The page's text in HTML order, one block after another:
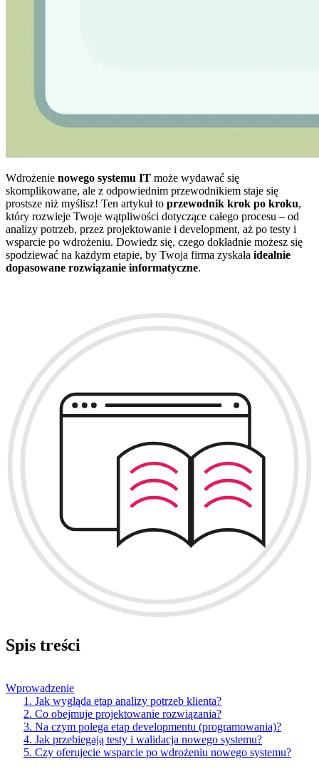
Wdrożenie nowego systemu IT może wydawać się
skomplikowane, ale z odpowiednim przewodnikiem staje się
prostsze niż myślisz! Ten artykuł to przewodnik krok po kroku,
który rozwieje Twoje wątpliwości dotyczące całego procesu – od
analizy potrzeb, przez projektowanie i development, aż po testy i
wsparcie po wdrożeniu. Dowiedz się, czego dokładnie możesz się
spodziewać na każdym etapie, by Twoja firma zyskała idealnie
dopasowane rozwiązanie informatyczne.
Spis treści
Wprowadzenie
1. Jak wygląda etap analizy potrzeb klienta?
2. Co obejmuje projektowanie rozwiązania?
3. Na czym polega etap developmentu (programowania)?
4. Jak przebiegają testy i walidacja nowego systemu?
5. Czy oferujecie wsparcie po wdrożeniu nowego systemu?